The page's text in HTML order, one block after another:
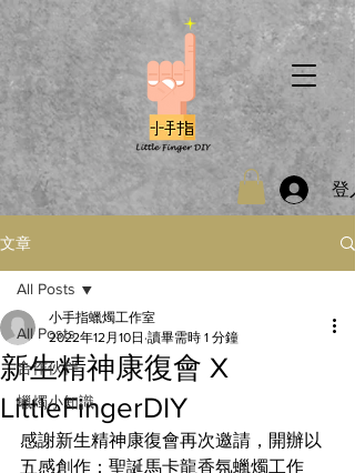
登
文章
All Posts
合作伙伴
蠟燭小知識
All Posts
新生精神康復會 X
LittleFingerDIY
小手指蠟燭工作室
2022年12月10日 讀畢需時 1 分鐘
感謝新生精神康復會再次邀請，開辦以
五感創作：聖誕馬卡龍香氛蠟燭工作